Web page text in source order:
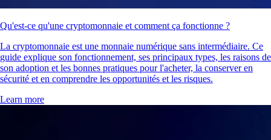
Qu'est-ce qu'une cryptomonnaie et comment ça fonctionne ?
La cryptomonnaie est une monnaie numérique sans intermédiaire. Ce
guide explique son fonctionnement, ses principaux types, les raisons de
son adoption et les bonnes pratiques pour l'acheter, la conserver en
sécurité et en comprendre les opportunités et les risques.
Learn more